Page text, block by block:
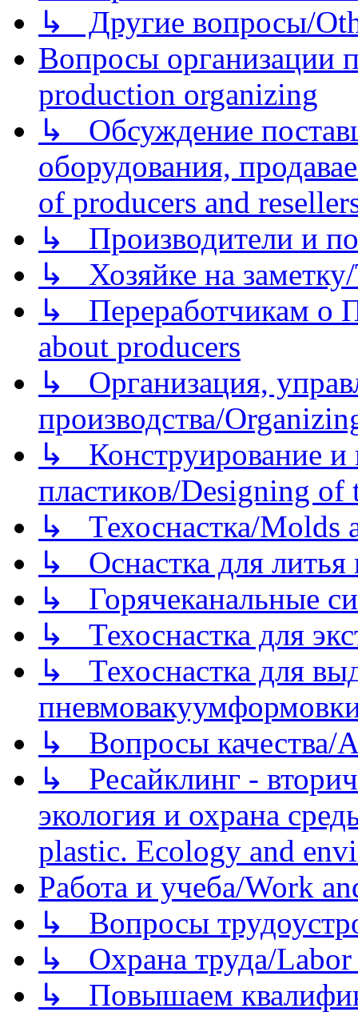
↳ Другие вопросы/
Вопросы организации
production organizing
↳ Обсуждение
оборудования,
of producers and
↳ Производители и
↳ Хозяйке на
↳ Переработчикам о
about producers
↳ Организация,
производства/
↳ Конструирование и
пластиков/Designing of
↳ Техоснастка/Molds
↳ Оснастка для литья
↳ Горячеканальные
↳ Техоснастка для
↳ Техоснастка для
↳ Вопросы качества/
↳ Ресайклинг -
экология и охрана
plastic. Ecology and
Работа и учеба/Work
↳ Вопросы
↳ Охрана труда/Labor
↳ Повышаем